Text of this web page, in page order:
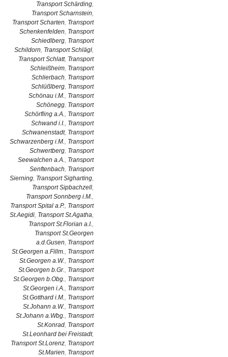
Transport Schärding,
Transport Scharnstein,
Transport Scharten, Transport
Schenkenfelden, Transport
Schiedlberg, Transport
Schildorn, Transport Schlägl,
Transport Schlatt, Transport
Schleißheim, Transport
Schlierbach, Transport
Schlüßlberg, Transport
Schönau i.M., Transport
Schönegg, Transport
Schörfling a.A., Transport
Schwand i.I., Transport
Schwanenstadt, Transport
Schwarzenberg i.M., Transport
Schwertberg, Transport
Seewalchen a.A., Transport
Senftenbach, Transport
Sierning, Transport Sigharting,
Transport Sipbachzell,
Transport Sonnberg i.M.,
Transport Spital a.P., Transport
St.Aegidi, Transport St.Agatha,
Transport St.Florian a.I.,
Transport St.Georgen
a.d.Gusen, Transport
St.Georgen a.Fillm., Transport
St.Georgen a.W., Transport
St.Georgen b.Gr., Transport
St.Georgen b.Obg., Transport
St.Georgen i.A., Transport
St.Gotthard i.M., Transport
St.Johann a.W., Transport
St.Johann a.Wbg., Transport
St.Konrad, Transport
St.Leonhard bei Freistadt,
Transport St.Lorenz, Transport
St.Marien, Transport